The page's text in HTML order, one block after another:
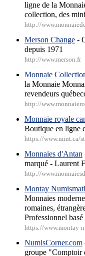
ligne de la
collection, des
http://
Merson Change-
depuis 1971
http://www.merson.fr
Monnaie
la Monnaie
revendeurs
http://
Monnaie royale
Boutique en ligne
https://www.mint.ca/
Monnaies d'Antan
marqué - Laurent
http://
Montay
Monnaies
romaines,
Professionnel
https://www.montay-
NumisCorner.com
groupe "Comptoir